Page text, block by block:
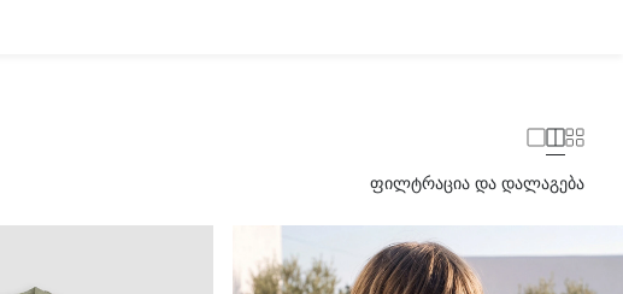
ფილტრაცია და დალაგება